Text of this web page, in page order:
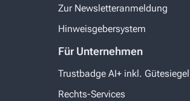
Zur Newsletteranmeldung
Hinweisgebersystem
Für Unternehmen
Trustbadge AI+ inkl. Gütesiegel
Rechts-Services